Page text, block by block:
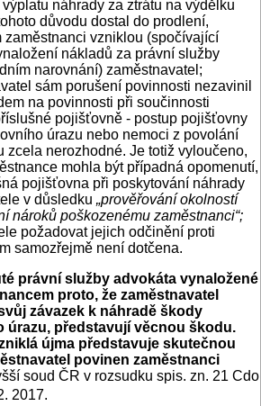
náhrady za ztrátu na výdělku
důvodu dostal do prodlení,
zaměstnanci vzniklou (spočívající
nákladů za právní služby
narovnání) zaměstnavatel;
sám porušení povinnosti nezavinil
na povinnosti při součinnosti
pojišťovně - postup pojišťovny
úrazu nebo nemoci z povolání
zcela nerozhodné. Je totiž vyloučeno,
mohla být případná opomenutí,
pojišťovna při poskytování náhrady
v důsledku „prověřování okolností
nároků poškozenému zaměstnanci“;
požadovat jejich odčinění proti
samozřejmě není dotčena.
právní služby advokáta vynaložené
proto, že zaměstnavatel
závazek k náhradě škody
úrazu, představují věcnou škodu.
újma představuje skutečnou
povinen zaměstnanci
soud ČR v rozsudku spis. zn. 21 Cdo
2017.